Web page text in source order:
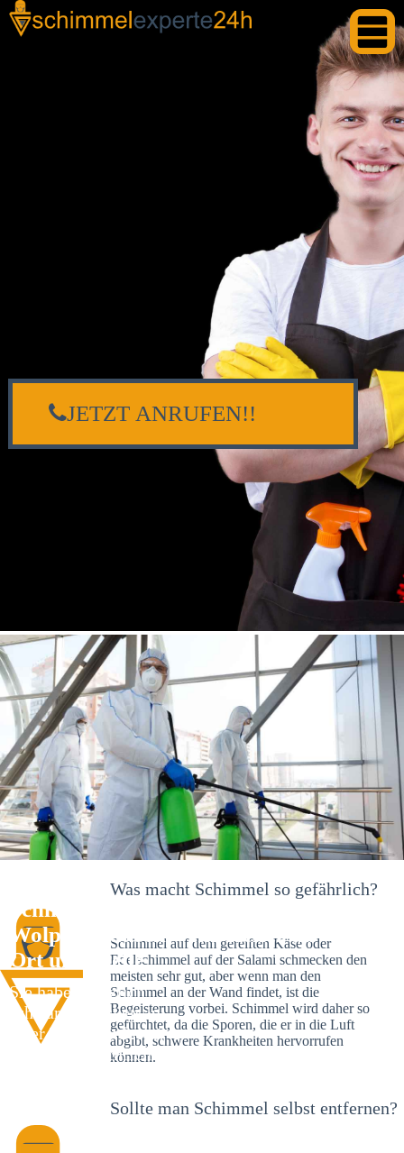
Schimmelexperte in
Wolpertshausen – Ihr Helfer an
Ort und Stelle
Sie haben kürzlich
schwarze Flecken an
Ihrer Wand entdeckt?
Schlechte Nachrichten:
JETZT ANRUFEN!!
Was macht Schimmel so gefährlich?
Schimmel auf dem gereiften Käse oder
Edelschimmel auf der Salami schmecken den
meisten sehr gut, aber wenn man den
Schimmel an der Wand findet, ist die
Begeisterung vorbei. Schimmel wird daher so
gefürchtet, da die Sporen, die er in die Luft
abgibt, schwere Krankheiten hervorrufen
können.
Sollte man Schimmel selbst entfernen?